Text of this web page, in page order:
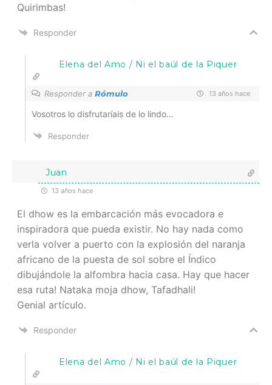
Quirimbas!
Responder
Elena del Amo / Ni el baúl de la Piquer
Responder a Rómulo 13 años hace
Vosotros lo disfrutaríais de lo lindo…
Responder
Juan
13 años hace
El dhow es la embarcación más evocadora e
inspiradora que pueda existir. No hay nada como
verla volver a puerto con la explosión del naranja
africano de la puesta de sol sobre el Índico
dibujándole la alfombra hacia casa. Hay que hacer
esa ruta! Nataka moja dhow, Tafadhali!
Genial artículo.
Responder
Elena del Amo / Ni el baúl de la Piquer